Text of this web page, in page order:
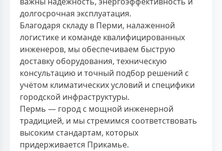
долгосрочная эксплуатация.
Благодаря складу в Перми, налаженной
логистике и команде квалифицированных
инженеров, мы обеспечиваем быструю
доставку оборудования, техническую
консультацию и точный подбор решений с
учётом климатических условий и специфики
городской инфраструктуры.
Пермь — город с мощной инженерной
традицией, и мы стремимся соответствовать
высоким стандартам, которых
придерживается Прикамье.